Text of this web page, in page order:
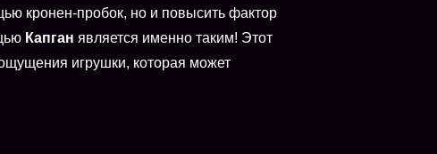
кронен-пробок, но и повысить фактор
Капган является именно таким! Этот
игрушки, которая может